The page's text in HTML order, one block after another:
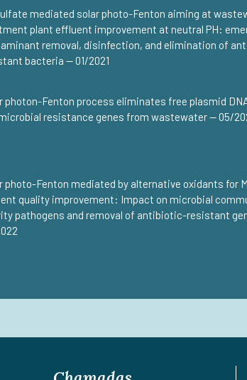
mediated solar photo-Fenton aiming at
plant effluent improvement at neutral PH:
removal, disinfection, and elimination of
bacteria — 01/2021
photon-Fenton process eliminates free plasmid
resistance genes from wastewater — 05/
photo-Fenton mediated by alternative oxidants for
quality improvement: Impact on microbial
pathogens and removal of antibiotic-resistant